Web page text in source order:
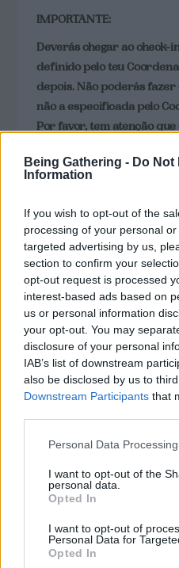
Being Gathering - Do Not
Information
If you wish to opt-out of the
processing of your personal
targeted advertising by us,
section to confirm your
opt-out request is processed
interest-based ads based on
us or personal information
your opt-out. You may
disclosure of your personal
IAB’s list of downstream
also be disclosed by us to
Downstream Participants that
Please note that this website/
not limited to your visit or
grant or deny consent to
use your data for below
consent section.
Personal Data
I want to opt-out of the
personal data.
Opted In
I want to opt-out of
Personal Data for
Opted In
IMPORTANTE:
Deverás chegar ao check-
definido pelo teu
depois.Não poderás fazer
não a especificada pelo
Por favor, tem atenção
irás receber por
identificação, com
documentos não
como trabalhador.
serão aceites cópias
documentos de
cidadão,
permissão para
identificação
crianças. Em caso de o
acompanhada por um
ao evento. A entrada das
enquanto público e só
abrem, não podendo dar
trabalhadores.